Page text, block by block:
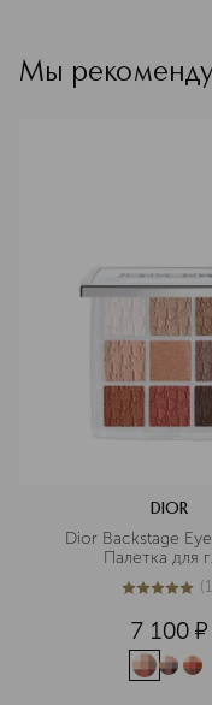
от кругов под
Мы
DIOR
Dior Backstage
Палетка для
5из 51 (1
7 100 ¤